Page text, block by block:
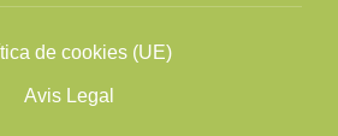
de cookies (UE)
Avis Legal